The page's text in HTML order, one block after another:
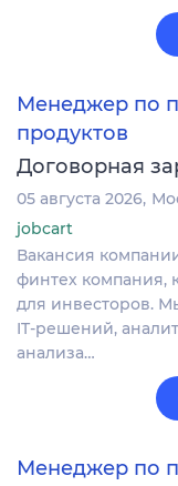
Менеджер по
продуктов
Договорная
05 августа 2026
jobcart
Вакансия
финтех компания,
для инвесторов.
IT‑решений,
анализа…
Менеджер по